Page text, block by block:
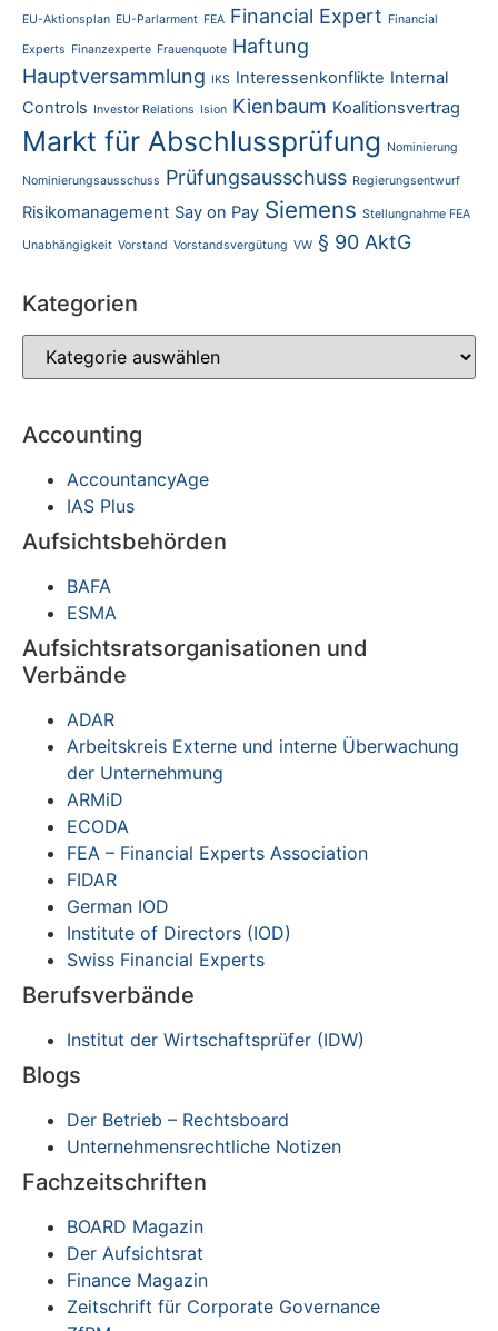
EU-Aktionsplan EU-Parlarment FEA Financial Expert Financial
Experts Finanzexperte Frauenquote Haftung
Hauptversammlung IKS Interessenkonflikte Internal
Controls Investor Relations Ision Kienbaum Koalitionsvertrag
Markt für Abschlussprüfung Nominierung
Nominierungsausschuss Prüfungsausschuss Regierungsentwurf
Risikomanagement Say on Pay Siemens Stellungnahme FEA
Unabhängigkeit Vorstand Vorstandsvergütung VW § 90 AktG
Kategorien
Accounting
AccountancyAge
IAS Plus
Aufsichtsbehörden
BAFA
ESMA
Aufsichtsratsorganisationen und
Verbände
ADAR
Arbeitskreis Externe und interne Überwachung
der Unternehmung
ARMiD
ECODA
FEA – Financial Experts Association
FIDAR
German IOD
Institute of Directors (IOD)
Swiss Financial Experts
Berufsverbände
Institut der Wirtschaftsprüfer (IDW)
Blogs
Der Betrieb – Rechtsboard
Unternehmensrechtliche Notizen
Fachzeitschriften
BOARD Magazin
Der Aufsichtsrat
Finance Magazin
Zeitschrift für Corporate Governance